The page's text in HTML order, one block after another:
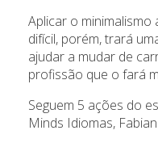
Aplicar o
difícil, porém, trará
ajudar a mudar de
profissão que o fará
Seguem 5 ações do
Minds Idiomas,